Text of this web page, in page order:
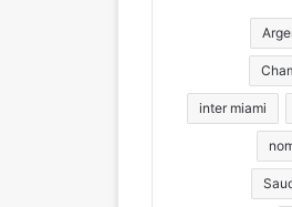
inter miami